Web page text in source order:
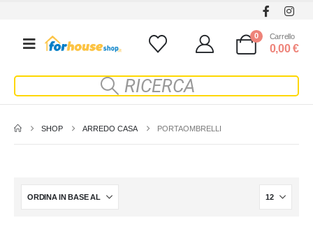
0 Carrello
0,00€
SHOP ARREDO CASA PORTAOMBRELLI